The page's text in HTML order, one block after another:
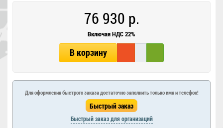
76 930 р.
Включая НДС 22%
В корзину
Для оформления быстрого заказа достаточно заполнить только имя и телефон!
Быстрый заказ для организаций